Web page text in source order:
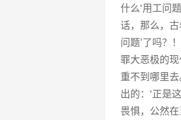
什么‘用工问
话，那么，
问题’了吗？
罪大恶极的
重不到哪里
出的：‘正是
畏惧，公然